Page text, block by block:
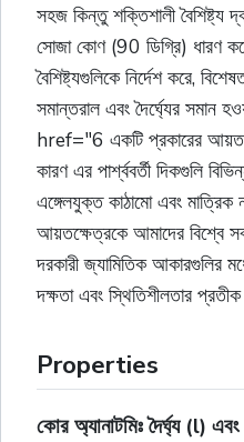
সহজ কিন্তু শক্তিশালী বৈশিষ্ট্য
সোজা কোণ (90 ডিগ্রি) ধারণ
বৈশিষ্ট্যগুলিকে নির্দেশ করে,
সমান্তরাল এবং দৈর্ঘ্যের সমান
href="6 একটি প্রকারের
কারণ এর পার্শ্ববর্তী দিকগুলি
এঙ্গেলযুক্ত কাঠামো এবং মাত্রিক
আয়তক্ষেত্রকে আমাদের বিশ্বে
দরকারী জ্যামিতিক আকারগুলির
দক্ষতা এবং স্থিতিশীলতার
Properties
কোর অ্যানাটমিঃ দৈর্ঘ্য (l)